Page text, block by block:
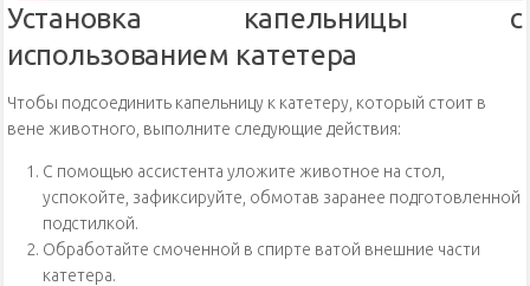
Установка капельницы с
использованием катетера
Чтобы подсоединить капельницу к катетеру, который стоит в
вене животного, выполните следующие действия:
С помощью ассистента уложите животное на стол,
успокойте, зафиксируйте, обмотав заранее подготовленной
подстилкой.
Обработайте смоченной в спирте ватой внешние части
катетера.